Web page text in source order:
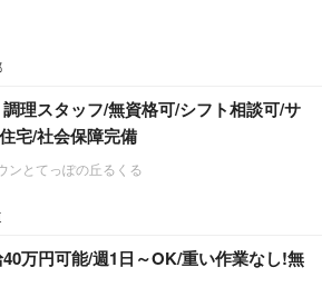
調理スタッフ/無資格可/シフト相談可/サ
宅/社会保障完備
ンとてっぽの丘るくる
万円可能/週1日～OK/重い作業なし!無